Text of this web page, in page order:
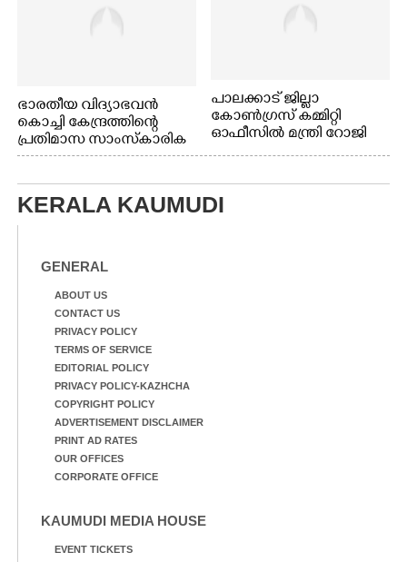
ഭാരതീയ വിദ്യാഭവൻ
കൊച്ചി കേന്ദ്രത്തിന്റെ
പ്രതിമാസ സാംസ്കാരിക
പരിപാടിയുടെ ഭാഗമായി
പട്ടേൽ സഭാഗൃഹത്തിൽ
എം. അക്ഷതയുടെ
അവതരിപ്പിച്ച ലയ നമൻ
പാലക്കാട് ജില്ലാ
കോൺഗ്രസ് കമ്മിറ്റി
ഓഫീസിൽ മന്ത്രി റോജി
എം ജോണിന്
KERALA KAUMUDI
GENERAL
ABOUT US
CONTACT US
PRIVACY POLICY
TERMS OF SERVICE
EDITORIAL POLICY
PRIVACY POLICY-KAZHCHA
COPYRIGHT POLICY
ADVERTISEMENT DISCLAIMER
PRINT AD RATES
OUR OFFICES
CORPORATE OFFICE
KAUMUDI MEDIA HOUSE
EVENT TICKETS